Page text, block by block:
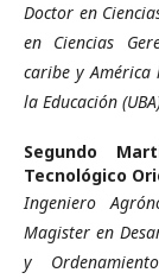
Doctor en
en Ciencias
caribe y América
la Educación
Segundo
Tecnológico
Ingeniero
Magister en
y